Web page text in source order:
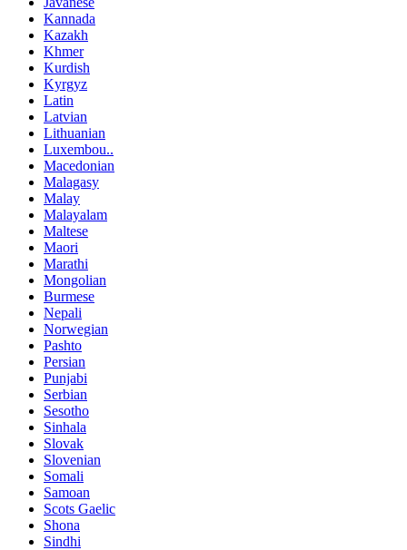
Kannada
Kazakh
Khmer
Kurdish
Kyrgyz
Latin
Latvian
Lithuanian
Luxembou..
Macedonian
Malagasy
Malay
Malayalam
Maltese
Maori
Marathi
Mongolian
Burmese
Nepali
Norwegian
Pashto
Persian
Punjabi
Serbian
Sesotho
Sinhala
Slovak
Slovenian
Somali
Samoan
Scots Gaelic
Shona
Sindhi